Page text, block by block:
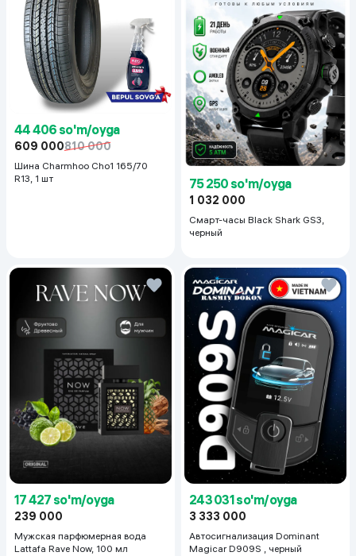
44 406 so'm/oyga
609 000810 000
Шина Charmhoo Cho1 165/70
R13, 1 шт
75 250 so'm/oyga
1 032 000
Смарт-часы Black Shark GS3,
черный
17 427 so'm/oyga
239 000
Мужская парфюмерная вода
Lattafa Rave Now, 100 мл
243 031 so'm/oyga
3 333 000
Автосигнализация Dominant
Magicar D909S , черный